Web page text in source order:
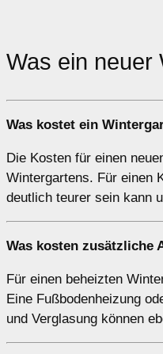
Was ein neuer
Was kostet ein
Die Kosten für einen
Wintergartens. Für einen
deutlich teurer sein kann
Was kosten zusätzliche
Für einen beheizten
Eine Fußbodenheizung
und Verglasung können